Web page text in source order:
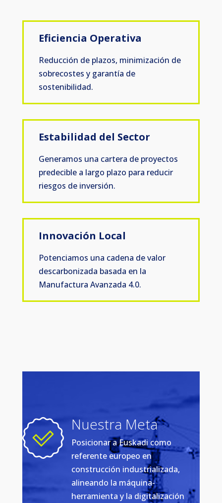
Eficiencia Operativa
Reducción de plazos, minimización de
sobrecostes y garantía de
sostenibilidad.
Estabilidad del Sector
Generamos una cartera de proyectos
predecible a largo plazo para reducir
riesgos de inversión.
Innovación Local
Potenciamos una cadena de valor
descarbonizada basada en la
Manufactura Avanzada 4.0.
Nuestra Meta
Posicionar a Euskadi como
referente europeo en
construcción industrializada,
alineando la máquina-
herramienta y la digitalización